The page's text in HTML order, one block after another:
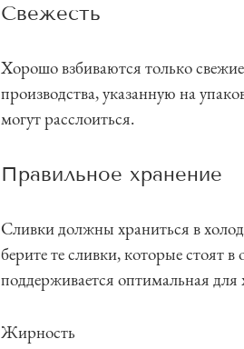
Свежесть
Хорошо взбиваются только
производства, указанную на
могут расслоиться.
Правильное хранение
Сливки должны храниться в
берите те сливки, которые стоят
поддерживается оптимальная для
Жирность